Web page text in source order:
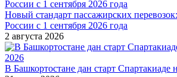
Новый стандарт пассажирских
России с 1 сентября 2026 года
2 августа 2026
В Башкортостане дан старт Спартакиаде